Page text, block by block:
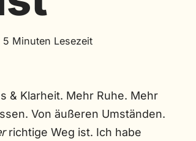
5 Minuten Lesezeit
& Klarheit. Mehr Ruhe. Mehr
Von äußeren Umständen.
richtige Weg ist. Ich habe